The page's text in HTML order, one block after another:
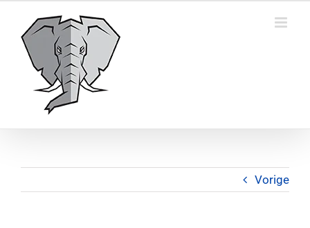
inhoud
Vorige